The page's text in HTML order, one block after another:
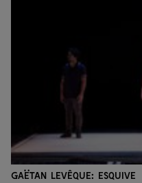
Gaëtan Levêque: Esquive